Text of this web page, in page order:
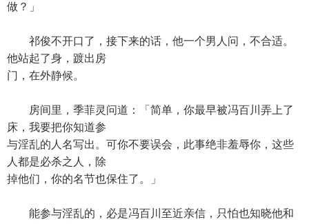
做？」
祁俊不开口了，接下来的话，他一个男人问，不合适。
他站起了身，踱出房
门，在外静候。
房间里，季菲灵问道：「简单，你最早被冯百川弄上了
床，我要把你知道参
与淫乱的人名写出。可你不要误会，此事绝非羞辱你，这些
人都是必杀之人，除
掉他们，你的名节也保住了。」
能参与淫乱的，必是冯百川至近亲信，只怕也知晓他和